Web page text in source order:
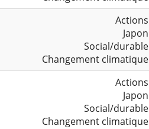
Actions
Japon
Social/durable
Changement climatique
Actions
Japon
Social/durable
Changement climatique